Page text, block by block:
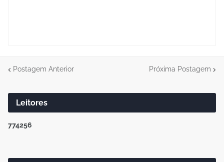
Postagem Anterior Próxima Postagem
Leitores
774256